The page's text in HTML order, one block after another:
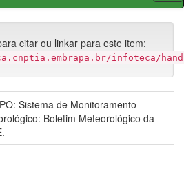
citar ou linkar para este item:
infoteca/
Sistema de Monitoramento
Boletim Meteorológico da